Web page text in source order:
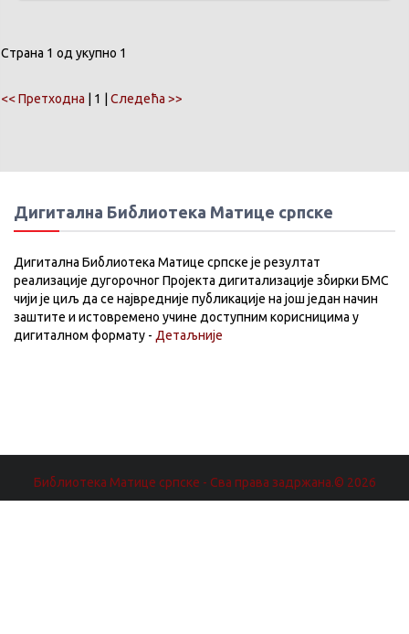
Страна 1 од укупно 1
<< Претходна | 1 | Следећа >>
Дигитална Библиотека Матице српске
Дигитална Библиотека Матице српске је резултат
реализације дугорочног Пројекта дигитализације збирки БМС
чији је циљ да се највредније публикације на још један начин
заштите и истовремено учине доступним корисницима у
дигиталном формату - Детаљније
Библиотека Матице српске - Сва права задржана.© 2026